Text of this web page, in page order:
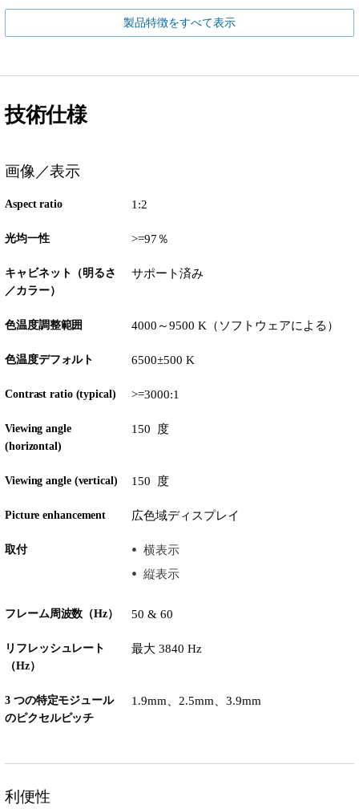
製品特徴をすべて表示
技術仕様
画像／表示
Aspect ratio 1:2
光均一性 >=97％
キャビネット（明るさ
／カラー）
サポート済み
色温度調整範囲 4000～9500 K（ソフトウェアによる）
色温度デフォルト 6500±500 K
Contrast ratio (typical) >=3000:1
Viewing angle
(horizontal)
150 度
Viewing angle (vertical) 150 度
Picture enhancement 広色域ディスプレイ
取付
横表示
縦表示
フレーム周波数（Hz） 50 & 60
リフレッシュレート
（Hz）
最大 3840 Hz
3 つの特定モジュール
のピクセルピッチ
1.9mm、2.5mm、3.9mm
利便性